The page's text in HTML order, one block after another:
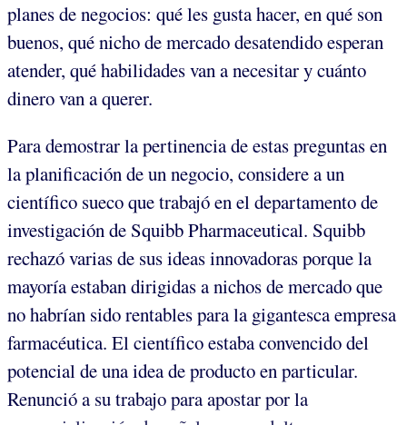
planes de negocios: qué les gusta hacer, en qué son
buenos, qué nicho de mercado desatendido esperan
atender, qué habilidades van a necesitar y cuánto
dinero van a querer.
Para demostrar la pertinencia de estas preguntas en
la planificación de un negocio, considere a un
científico sueco que trabajó en el departamento de
investigación de Squibb Pharmaceutical. Squibb
rechazó varias de sus ideas innovadoras porque la
mayoría estaban dirigidas a nichos de mercado que
no habrían sido rentables para la gigantesca empresa
farmacéutica. El científico estaba convencido del
potencial de una idea de producto en particular.
Renunció a su trabajo para apostar por la